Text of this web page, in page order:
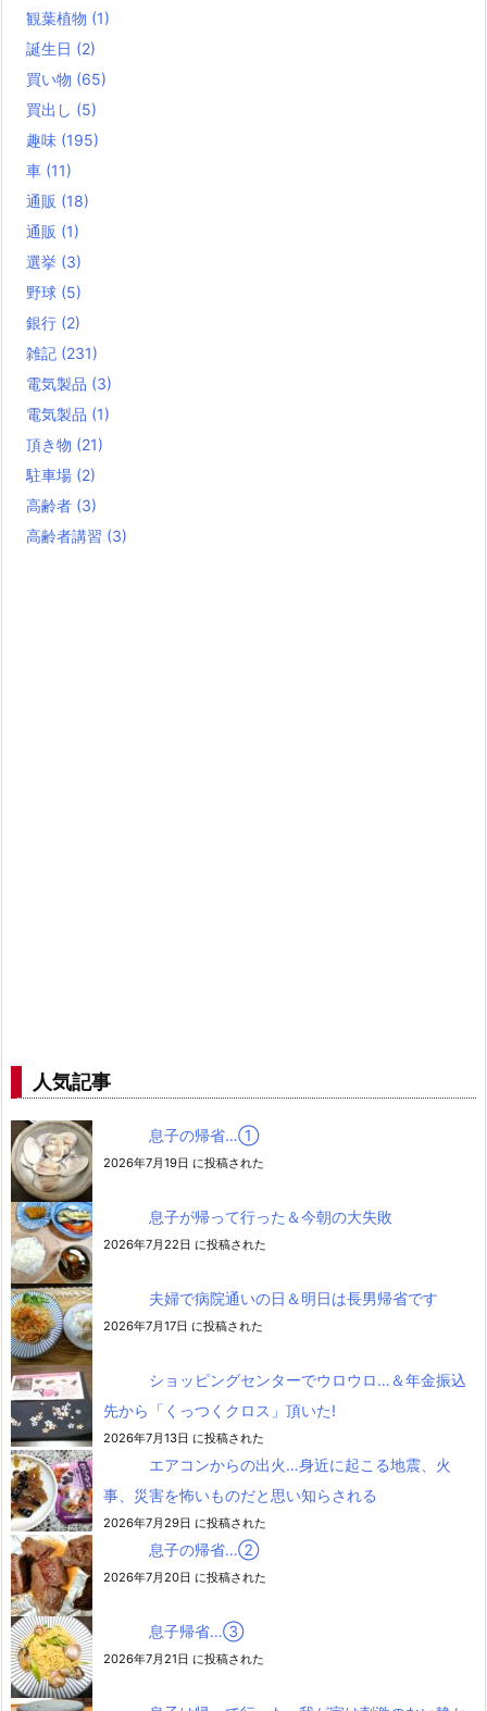
観葉植物 (1)
誕生日 (2)
買い物 (65)
買出し (5)
趣味 (195)
車 (11)
通販 (18)
通販 (1)
選挙 (3)
野球 (5)
銀行 (2)
雑記 (231)
電気製品 (3)
電気製品 (1)
頂き物 (21)
駐車場 (2)
高齢者 (3)
高齢者講習 (3)
人気記事
息子の帰省…➀
2026年7月19日 に投稿された
息子が帰って行った＆今朝の大失敗
2026年7月22日 に投稿された
夫婦で病院通いの日＆明日は長男帰省です
2026年7月17日 に投稿された
ショッピングセンターでウロウロ…＆年金振込
先から「くっつくクロス」頂いた!
2026年7月13日 に投稿された
エアコンからの出火…身近に起こる地震、火
事、災害を怖いものだと思い知らされる
2026年7月29日 に投稿された
息子の帰省…②
2026年7月20日 に投稿された
息子帰省…③
2026年7月21日 に投稿された